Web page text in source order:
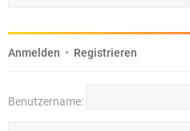
Anmelden • Registrieren
Benutzername: